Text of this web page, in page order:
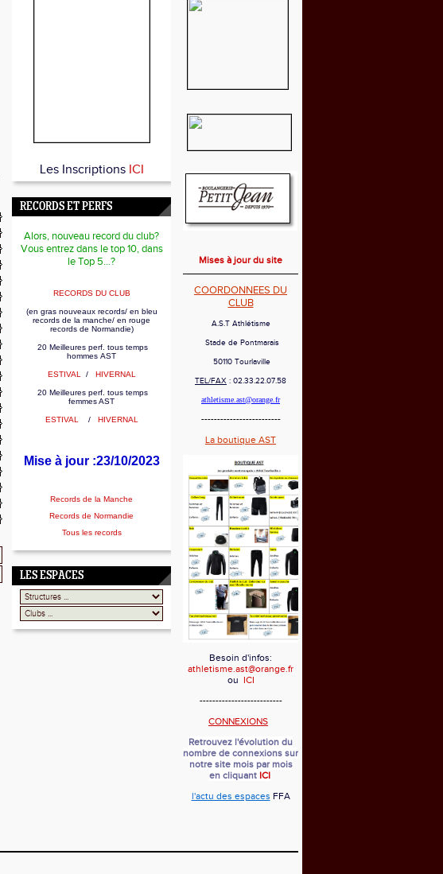
Les Inscriptions ICI
RECORDS ET PERFS
Alors, nouveau record du club?
Vous entrez dans le top 10, dans
le Top 5...?
RECORDS DU CLUB
(en gras nouveaux records/ en bleu
records de la manche/ en rouge
records de Normandie)
20 Meilleures perf. tous temps
hommes AST
ESTIVAL / HIVERNAL
20 Meilleures perf. tous temps
femmes AST
ESTIVAL / HIVERNAL
Mise à jour :23/10/2023
Records de la Manche
Records de Normandie
Tous les records
LES ESPACES
Mises à jour du site
COORDONNEES DU
CLUB
A.S.T Athlétisme
Stade de Pontmarais
50110 Tourlaville
TEL/FAX : 02.33.22.07.58
athletisme.ast@orange.fr
-------------------------
La boutique AST
Besoin d'infos:
athletisme.ast@orange.fr
ou ICI
--------------------------
CONNEXIONS
Retrouvez l'évolution du
nombre de connexions sur
notre site mois par mois
en cliquant ICI
l'actu des espaces FFA